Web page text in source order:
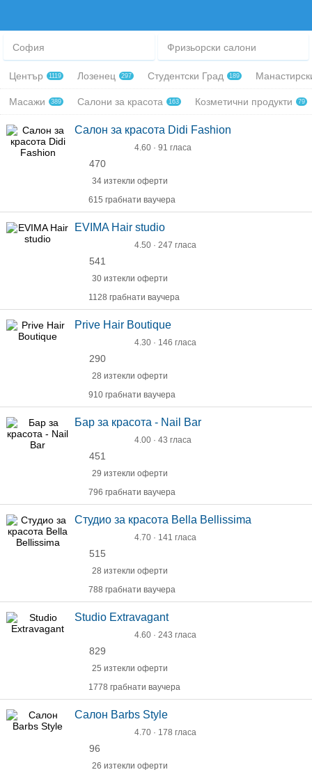
София Фризьорски салони
Център 1119 Лозенец 297 Студентски Град 189
Масажи 389 Салони за красота 163 Козметични продукти 79
Салон за красота Didi Fashion
4.60 · 91 гласа
470
34 изтекли оферти
615 грабнати ваучера
EVIMA Hair studio
4.50 · 247 гласа
541
30 изтекли оферти
1128 грабнати ваучера
Prive Hair Boutique
4.30 · 146 гласа
290
28 изтекли оферти
910 грабнати ваучера
Бар за красота - Nail Bar
4.00 · 43 гласа
451
29 изтекли оферти
796 грабнати ваучера
Студио за красота Bella Bellissima
4.70 · 141 гласа
515
28 изтекли оферти
788 грабнати ваучера
Studio Еxtravagant
4.60 · 243 гласа
829
25 изтекли оферти
1778 грабнати ваучера
Салон Barbs Style
4.70 · 178 гласа
96
26 изтекли оферти